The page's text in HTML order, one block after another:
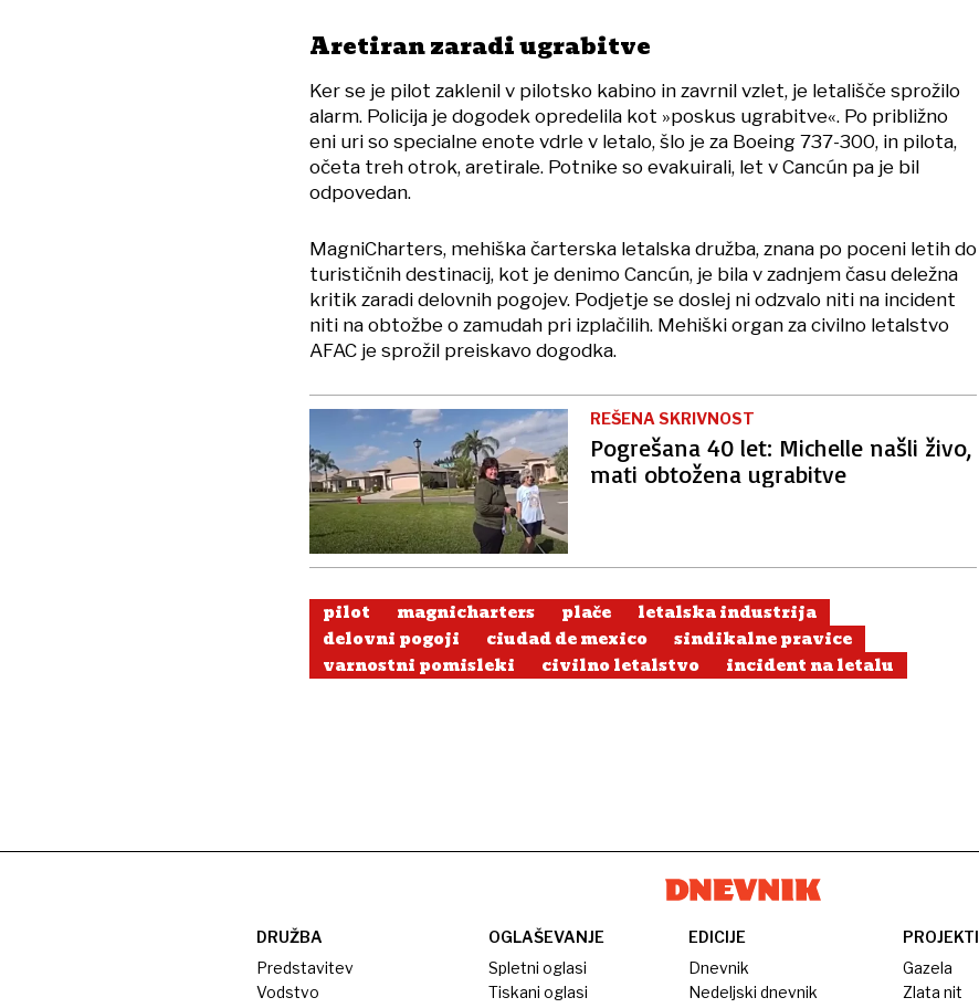
Aretiran zaradi ugrabitve
Ker se je pilot zaklenil v pilotsko kabino in zavrnil vzlet, je letališče sprožilo
alarm. Policija je dogodek opredelila kot »poskus ugrabitve«. Po približno
eni uri so specialne enote vdrle v letalo, šlo je za Boeing 737-300, in pilota,
očeta treh otrok, aretirale. Potnike so evakuirali, let v Cancún pa je bil
odpovedan.
MagniCharters, mehiška čarterska letalska družba, znana po poceni letih do
turističnih destinacij, kot je denimo Cancún, je bila v zadnjem času deležna
kritik zaradi delovnih pogojev. Podjetje se doslej ni odzvalo niti na incident
niti na obtožbe o zamudah pri izplačilih. Mehiški organ za civilno letalstvo
AFAC je sprožil preiskavo dogodka.
REŠENA SKRIVNOST
Pogrešana 40 let: Michelle našli živo,
mati obtožena ugrabitve
pilot magnicharters plače
letalska industrija
delovni pogoji
ciudad de mexico
sindikalne pravice
varnostni pomisleki
civilno letalstvo incident na letalu
DRUŽBA
Predstavitev
Vodstvo
OGLAŠEVANJE
Spletni oglasi
Tiskani oglasi
EDICIJE
Dnevnik
Nedeljski dnevnik
PROJEKTI
Gazela
Zlata nit